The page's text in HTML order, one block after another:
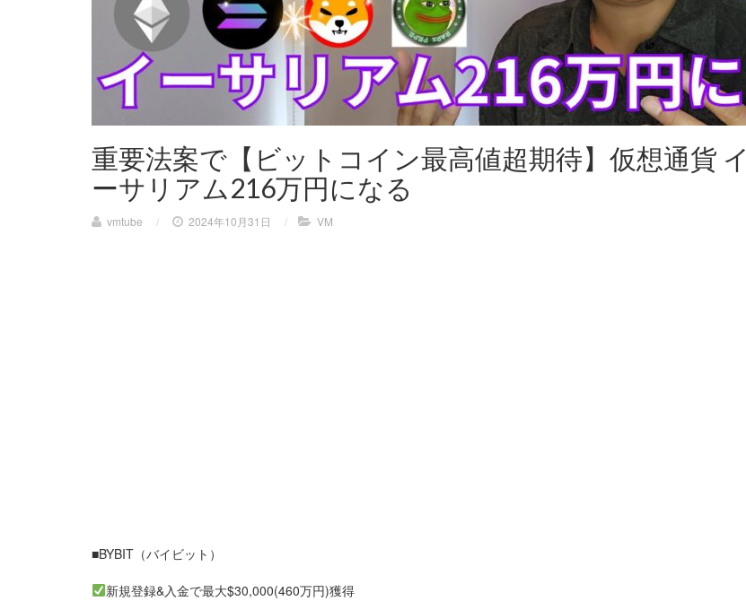
重要法案で【ビットコイン最高値超期待】仮想通貨 イ
ーサリアム216万円になる
vmtube / 2024年10月31日 / VM
■BYBIT（バイビット）
新規登録&入金で最大$30,000(460万円)獲得